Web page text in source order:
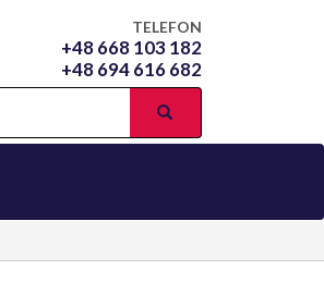
TELEFON
+48 668 103 182
+48 694 616 682